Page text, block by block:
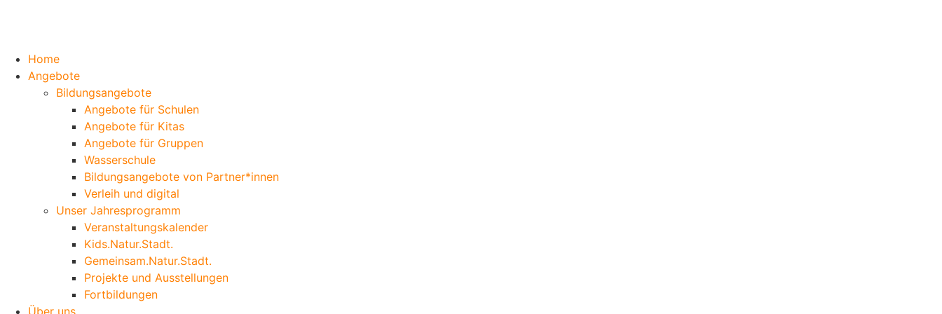
Home
Angebote
Bildungsangebote
Angebote für Schulen
Angebote für Kitas
Angebote für Gruppen
Wasserschule
Bildungsangebote von Partner*innen
Verleih und digital
Unser Jahresprogramm
Veranstaltungskalender
Kids.Natur.Stadt.
Gemeinsam.Natur.Stadt.
Projekte und Ausstellungen
Fortbildungen
Über uns